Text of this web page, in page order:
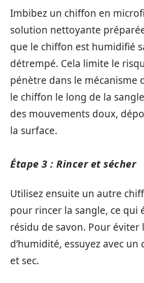
Imbibez un chiffon en
solution nettoyante
que le chiffon est humidifié
détrempé. Cela limite le
pénètre dans le mécanisme
le chiffon le long de la
des mouvements doux,
la surface.
Étape 3 : Rincer et sécher
Utilisez ensuite un autre
pour rincer la sangle, ce qui
résidu de savon. Pour éviter
d’humidité, essuyez avec
et sec.